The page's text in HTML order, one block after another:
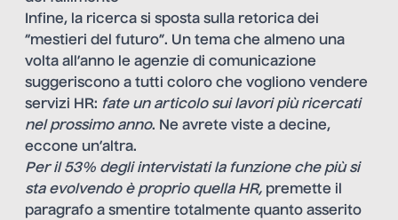
Infine, la ricerca si sposta sulla retorica dei
“mestieri del futuro”. Un tema che almeno una
volta all’anno le agenzie di comunicazione
suggeriscono a tutti coloro che vogliono vendere
servizi HR: fate un articolo sui lavori più ricercati
nel prossimo anno. Ne avrete viste a decine,
eccone un’altra.
Per il 53% degli intervistati la funzione che più si
sta evolvendo è proprio quella HR, premette il
paragrafo a smentire totalmente quanto asserito